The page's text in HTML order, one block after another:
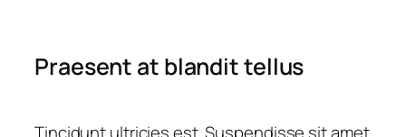
Praesent at blandit tellus